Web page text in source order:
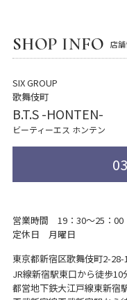
SHOP INFO 店
SIX GROUP
歌舞伎町
B.T.S -HONTEN-
ビーティーエス ホンテン
営業時間 19：30～25：00
定休日 月曜日
東京都新宿区歌舞伎町2-28-
JR線新宿駅東口から徒歩10
都営地下鉄大江戸線東新宿